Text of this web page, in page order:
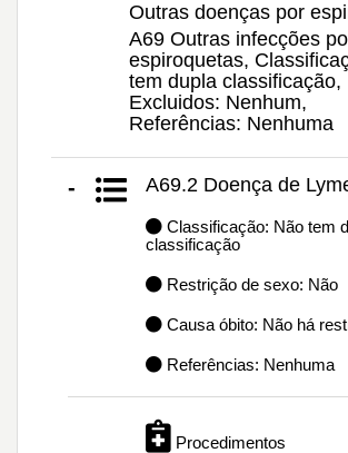
Outras doenças por
A69 Outras infecções
espiroquetas,
tem dupla classificação,
Excluidos: Nenhum,
Referências: Nenhuma
- A69.2 Doença de
Classificação: Não tem
classificação
Restrição de sexo: Não
Causa óbito: Não há
Referências: Nenhuma
Procedimentos